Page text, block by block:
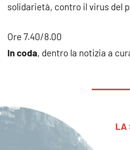
solidarietà, contro il virus del
Ore 7.40/8.00
In coda, dentro la notizia a
LA